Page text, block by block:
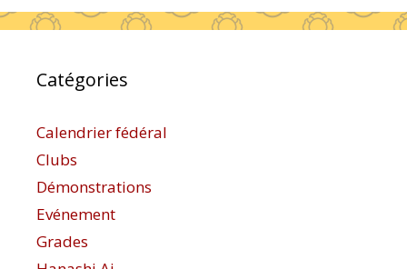
Catégories
Calendrier fédéral
Clubs
Démonstrations
Evénement
Grades